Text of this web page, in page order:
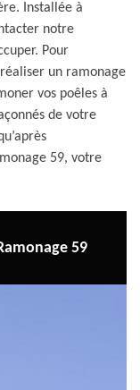
Installée à
notre
Pour
un ramonage
vos poêles à
de votre
59, votre
59